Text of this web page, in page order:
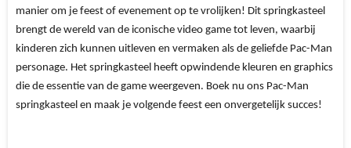
manier om je feest of evenement op te vrolijken! Dit springkasteel
brengt de wereld van de iconische video game tot leven, waarbij
kinderen zich kunnen uitleven en vermaken als de geliefde Pac-Man
personage. Het springkasteel heeft opwindende kleuren en graphics
die de essentie van de game weergeven. Boek nu ons Pac-Man
springkasteel en maak je volgende feest een onvergetelijk succes!